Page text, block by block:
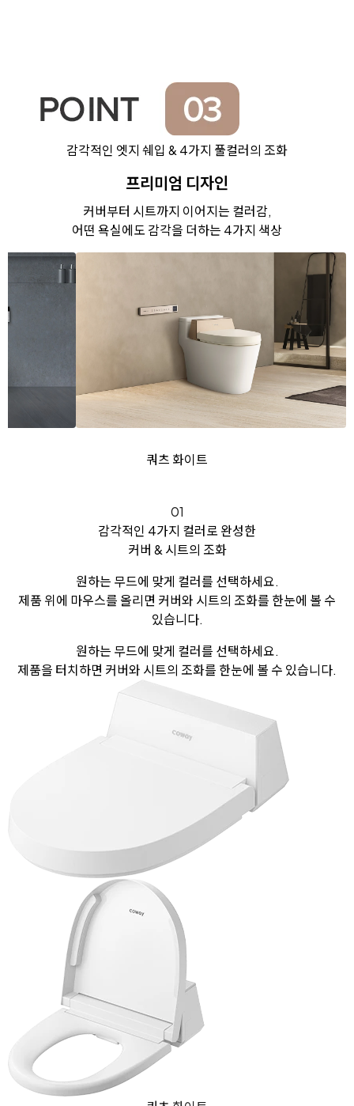
감각적인 엣지 쉐입 & 4가지 풀컬러의 조화
프리미엄 디자인
커버부터 시트까지 이어지는 컬러감,
어떤 욕실에도 감각을 더하는 4가지 색상
쿼츠 화이트
01
감각적인 4가지 컬러로 완성한
커버 & 시트의 조화
원하는 무드에 맞게 컬러를 선택하세요.
제품 위에 마우스를 올리면 커버와 시트의 조화를 한눈에 볼 수
있습니다.
원하는 무드에 맞게 컬러를 선택하세요.
제품을 터치하면 커버와 시트의 조화를 한눈에 볼 수 있습니다.